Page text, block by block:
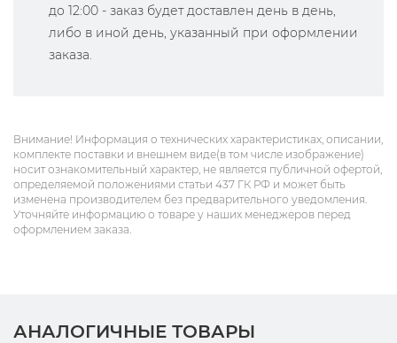
до 12:00 - заказ будет доставлен день в день,
либо в иной день, указанный при оформлении
заказа.
Внимание! Информация о технических характеристиках, описании,
комплекте поставки и внешнем виде(в том числе изображение)
носит ознакомительный характер, не является публичной офертой,
определяемой положениями статьи 437 ГК РФ и может быть
изменена производителем без предварительного уведомления.
Уточняйте информацию о товаре у наших менеджеров перед
оформлением заказа.
АНАЛОГИЧНЫЕ ТОВАРЫ